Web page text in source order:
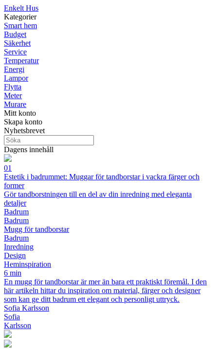
Enkelt Hus
Kategorier
Smart hem
Budget
Säkerhet
Service
Temperatur
Energi
Lampor
Flytta
Meter
Murare
Mitt konto
Skapa konto
Nyhetsbrevet
Dagens innehåll
01
Estetik i badrummet: Muggar för tandborstar i vackra färger och
former
Gör tandborstningen till en del av din inredning med eleganta
detaljer
Badrum
Badrum
Mugg för tandborstar
Badrum
Inredning
Design
Heminspiration
6 min
En mugg för tandborstar är mer än bara ett praktiskt föremål. I den
här artikeln hittar du inspiration om material, färger och designer
som kan ge ditt badrum ett elegant och personligt uttryck.
Sofia Karlsson
Sofia
Karlsson